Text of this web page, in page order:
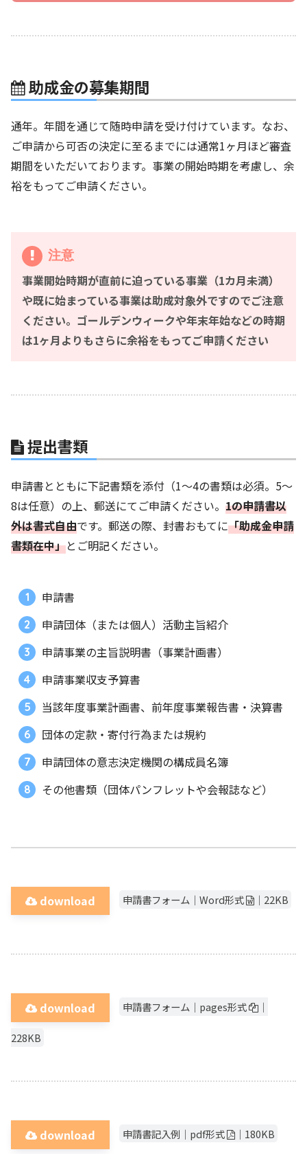
助成金の募集期間
通年。年間を通じて随時申請を受け付けています。なお、
ご申請から可否の決定に至るまでには通常1ヶ月ほど審査
期間をいただいております。事業の開始時期を考慮し、余
裕をもってご申請ください。
注意
事業開始時期が直前に迫っている事業（1カ月未満）
や既に始まっている事業は助成対象外ですのでご注意
ください。 ゴールデンウィークや年末年始などの時期
は1ヶ月よりもさらに余裕をもってご申請ください
提出書類
申請書とともに下記書類を添付（1〜4の書類は必須。5〜
8は任意）の上、郵送にてご申請ください。 1の申請書以
外は書式自由です。郵送の際、封書おもてに「助成金申請
書類在中」とご明記ください。
申請書
申請団体（または個人）活動主旨紹介
申請事業の主旨説明書（事業計画書）
申請事業収支予算書
当該年度事業計画書、前年度事業報告書・決算書
団体の定款・寄付行為または規約
申請団体の意志決定機関の構成員名簿
その他書類（団体パンフレットや会報誌など）
download 申請書フォーム｜Word形式 ｜22KB
download 申請書フォーム｜pages形式 ｜
228KB
download 申請書記入例｜pdf形式 ｜180KB